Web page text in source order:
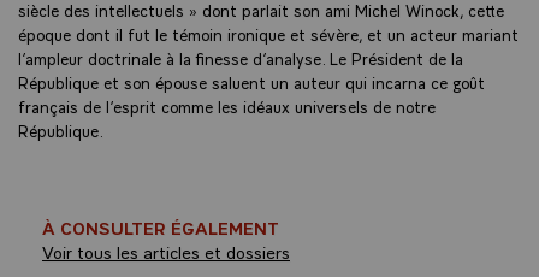
siècle des intellectuels » dont parlait son ami Michel Winock, cette
époque dont il fut le témoin ironique et sévère, et un acteur mariant
l’ampleur doctrinale à la finesse d’analyse. Le Président de la
République et son épouse saluent un auteur qui incarna ce goût
français de l’esprit comme les idéaux universels de notre
République.
À CONSULTER ÉGALEMENT
Voir tous les articles et dossiers